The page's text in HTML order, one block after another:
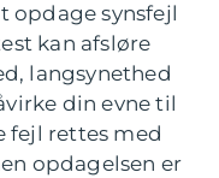
opdage synsfejl
kan afsløre
langsynethed
din evne til
fejl rettes med
opdagelsen er